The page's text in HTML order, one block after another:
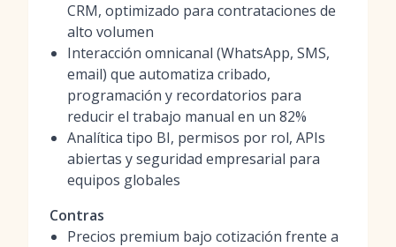
CRM, optimizado para contrataciones de
alto volumen
Interacción omnicanal (WhatsApp, SMS,
email) que automatiza cribado,
programación y recordatorios para
reducir el trabajo manual en un 82%
Analítica tipo BI, permisos por rol, APIs
abiertas y seguridad empresarial para
equipos globales
Contras
Precios premium bajo cotización frente a